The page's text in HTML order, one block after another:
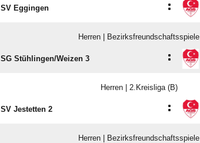
SV Eggingen :
Herren | Bezirksfreundschaftsspiele
SG Stühlingen/​Weizen 3 :
Herren | 2.Kreisliga (B)
SV Jestetten 2 :
Herren | Bezirksfreundschaftsspiele